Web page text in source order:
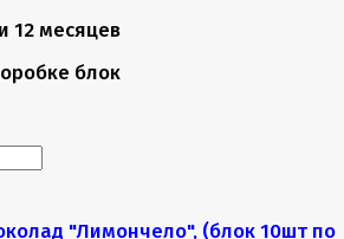
12 месяцев
блок